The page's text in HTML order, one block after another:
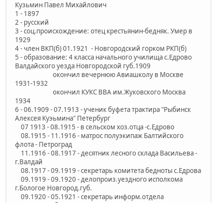
Кузьмин Павел Михайлович
1 - 1897
2 - русский
3 - соц.происхождение: отец крестьянин-бедняк. Умер в
1929
4 - член ВКП(б) 01.1921 - Новгородский горком РКП(б)
5 - образование: 4 класса начального училища с.Едрово
Валдайского уезда Новгородской губ.1909
окончил вечернюю Авиашколу в Москве
1931-1932
окончил КУКС ВВА им.Жуковского Москва
1934
6 - 06.1909 - 07.1913 - ученик буфета трактира "Рыбинск
Алексея Куэьмина" Петербург
07 1913 - 08.1915 - в сельском хоз.отца -с.Едрово
08.1915 - 11.1916 - матрос полуэкипаж Балтийского
флота - Петроград
11.1916 - 08.1917 - десятник лесного склада Васильева -
г.Валдай
08.1917 - 09.1919 - секретарь комитета бедноты с.Едрова
09.1919 - 09.1920 - делопроиз.уездного исполкома
г.Бологое Новгород.губ.
09.1920 - 05.1921 - секретарь информ.отдела